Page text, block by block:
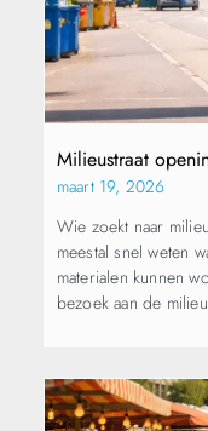
Milieustraat
maart 19, 2026
Wie zoekt naar
meestal snel weten
materialen kunnen
bezoek aan de